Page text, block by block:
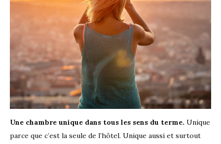
Une chambre unique dans tous les sens du terme. Unique
parce que c’est la seule de l’hôtel. Unique aussi et surtout